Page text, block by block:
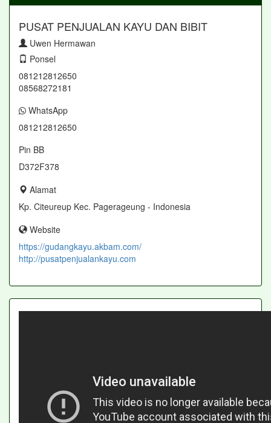
PUSAT PENJUALAN KAYU DAN BIBIT
Uwen Hermawan
Ponsel
081212812650
08568272181
WhatsApp
081212812650
Pin BB
D372F378
Alamat
Kp. Citeureup Kec. Pagerageung - Indonesia
Website
https://gudangkayu.akbam.com/
http://pusatpenjualankayu.com